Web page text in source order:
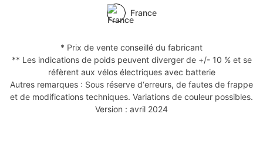
France
* Prix de vente conseillé du fabricant
** Les indications de poids peuvent diverger de +/- 10 % et se
réfèrent aux vélos électriques avec batterie
Autres remarques : Sous réserve d‘erreurs, de fautes de frappe
et de modifications techniques. Variations de couleur possibles.
Version : avril 2024